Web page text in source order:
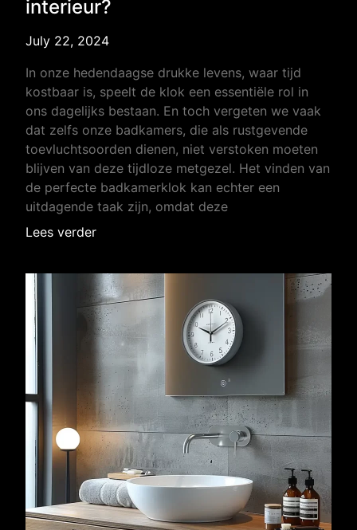
interieur?
July 22, 2024
In onze hedendaagse drukke levens, waar tijd
kostbaar is, speelt de klok een essentiële rol in
ons dagelijks bestaan. En toch vergeten we vaak
dat zelfs onze badkamers, die als rustgevende
toevluchtsoorden dienen, niet verstoken moeten
blijven van deze tijdloze metgezel. Het vinden van
de perfecte badkamerklok kan echter een
uitdagende taak zijn, omdat deze
Lees verder